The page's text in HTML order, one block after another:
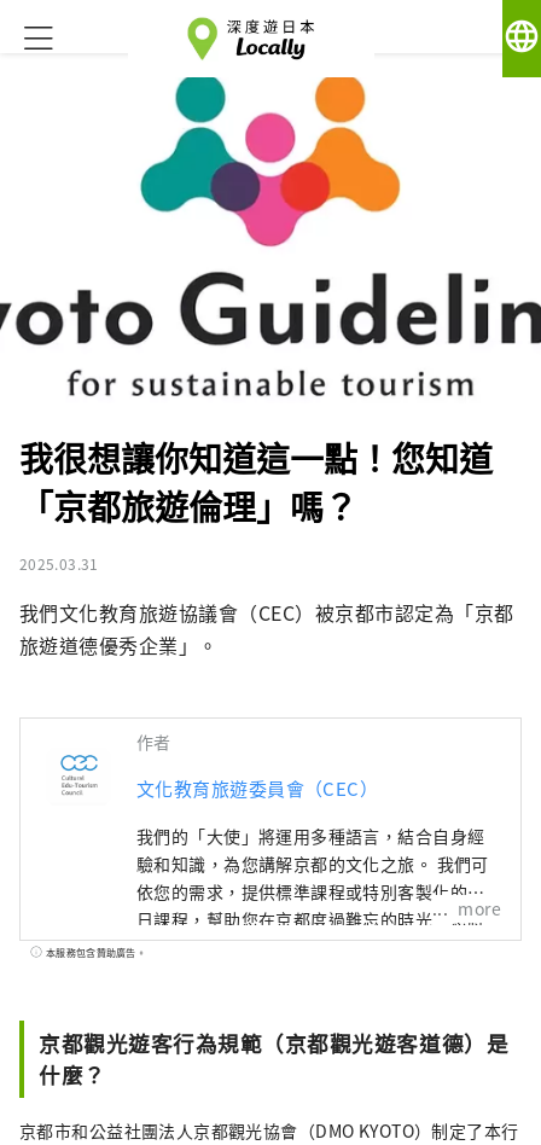
language
我很想讓你知道這一點！您知道
「京都旅遊倫理」嗎？
2025.03.31
我們文化教育旅遊協議會（CEC）被京都市認定為「京都
旅遊道德優秀企業」。
作者
文化教育旅遊委員會（CEC）
我們的「大使」將運用多種語言，結合自身經
驗和知識，為您講解京都的文化之旅。 我們可
依您的需求，提供標準課程或特別客製化的一
日課程，幫助您在京都度過難忘的時光。您將
有機會了解和體驗神社、寺廟、花園、現代建
提供各種特別體驗，從利用獨特場地舉辦的活
動，到讓您充分體驗四季京都文化的方案。
more
本服務包含贊助廣告。
京都觀光遊客行為規範（京都觀光遊客道德）是
什麼？
京都市和公益社團法人京都觀光協會（DMO KYOTO）制定了本行